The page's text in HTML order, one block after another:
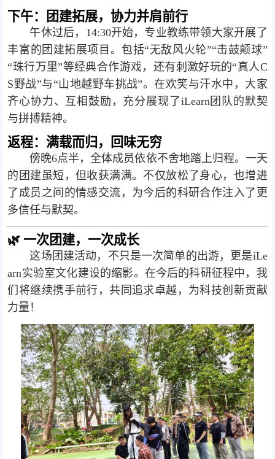
下午：团建拓展，协力并肩前行
午休过后，14:30开始，专业教练带领大家开展了
丰富的团建拓展项目。包括“无敌风火轮”“击鼓颠球”
“珠行万里”等经典合作游戏，还有刺激好玩的“真人C
S野战”与“山地越野车挑战”。在欢笑与汗水中，大家
齐心协力、互相鼓励，充分展现了iLearn团队的默契
与拼搏精神。
返程：满载而归，回味无穷
傍晚6点半，全体成员依依不舍地踏上归程。一天
的团建虽短，但收获满满。不仅放松了身心，也增进
了成员之间的情感交流，为今后的科研合作注入了更
多信任与默契。
🌿 一次团建，一次成长
这场团建活动，不只是一次简单的出游，更是iLe
arn实验室文化建设的缩影。在今后的科研征程中，我
们将继续携手前行，共同追求卓越，为科技创新贡献
力量！